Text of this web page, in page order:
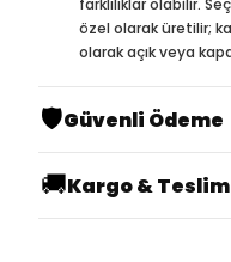
farklılıklar olabilir.
özel olarak üretilir;
olarak açık veya
🛡️Güvenli Ödeme
🚚Kargo &